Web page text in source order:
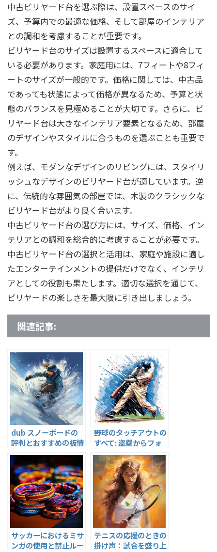
中古ビリヤード台を選ぶ際は、設置スペースのサイ
ズ、予算内での最適な価格、そして部屋のインテリア
との調和を考慮することが重要です。
ビリヤード台のサイズは設置するスペースに適合して
いる必要があります。家庭用には、7フィートや8フィ
ートのサイズが一般的です。価格に関しては、中古品
であっても状態によって価格が異なるため、予算と状
態のバランスを見極めることが大切です。さらに、ビ
リヤード台は大きなインテリア要素となるため、部屋
のデザインやスタイルに合うものを選ぶことも重要で
す。
例えば、モダンなデザインのリビングには、スタイリ
ッシュなデザインのビリヤード台が適しています。逆
に、伝統的な雰囲気の部屋では、木製のクラシックな
ビリヤード台がより良く合います。
中古ビリヤード台の選び方には、サイズ、価格、イン
テリアとの調和を総合的に考慮することが必要です。
中古ビリヤード台の選択と活用は、家庭や施設に適し
たエンターテインメントの提供だけでなく、インテリ
アとしての役割も果たします。適切な選択を通じて、
ビリヤードの楽しさを最大限に引き出しましょう。
関連記事:
dub スノーボードの
評判とおすすめの板情
報
野球のタッチアウトの
すべて: 盗塁からフォ
ースアウトまで
サッカーにおけるミサ
ンガの使用と禁止ルー
テニスの応援のときの
掛け声：試合を盛り上